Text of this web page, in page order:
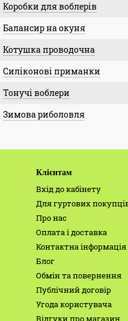
Коробки для воблерів
Балансир на окуня
Котушка проводочна
Силіконові приманки
Тонучі воблери
Зимова риболовля
Клієнтам
Вхід до кабінету
Для гуртових
Про нас
Оплата і доставка
Контактна інформація
Блог
Обмін та повернення
Публічний договір
Угода користувача